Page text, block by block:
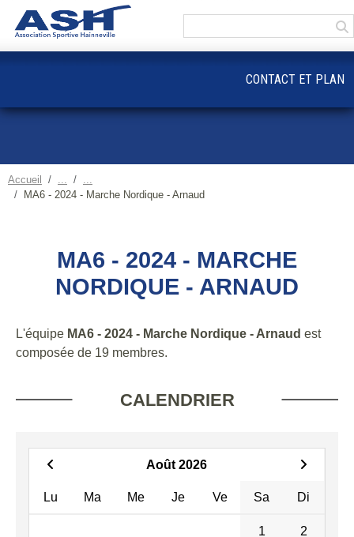
Accueil
MA6 - 2024 - Marche Nordique - Arnaud
MA6 - 2024 - MARCHE
NORDIQUE - ARNAUD
L'équipe MA6 - 2024 - Marche Nordique - Arnaud est
composée de 19 membres.
CALENDRIER
Août 2026
Lu Ma Me Je Ve Sa Di
1 2
CONTACT ET PLAN
Panneau de gestion des cookies